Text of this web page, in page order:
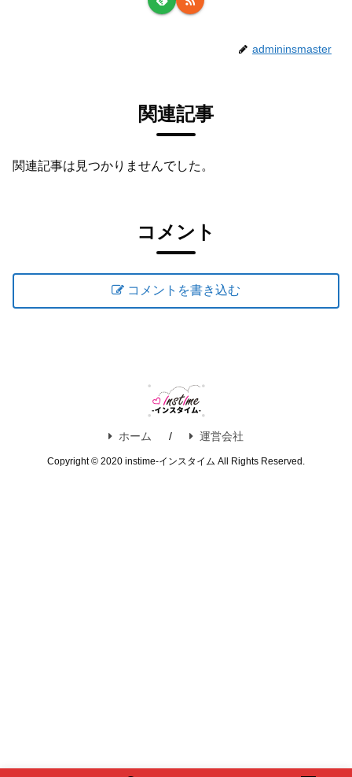
admininsmaster
関連記事
関連記事は見つかりませんでした。
コメント
コメントを書き込む
ホーム 運営会社
Copyright © 2020 instime-インスタイム All Rights Reserved.